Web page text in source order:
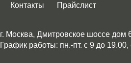
Контакты Прайслист
г. Москва, Дмитровское шоссе дом
График работы: пн.-пт. с 9 до